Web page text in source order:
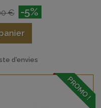
€ -5%
d'envies
PROMO !